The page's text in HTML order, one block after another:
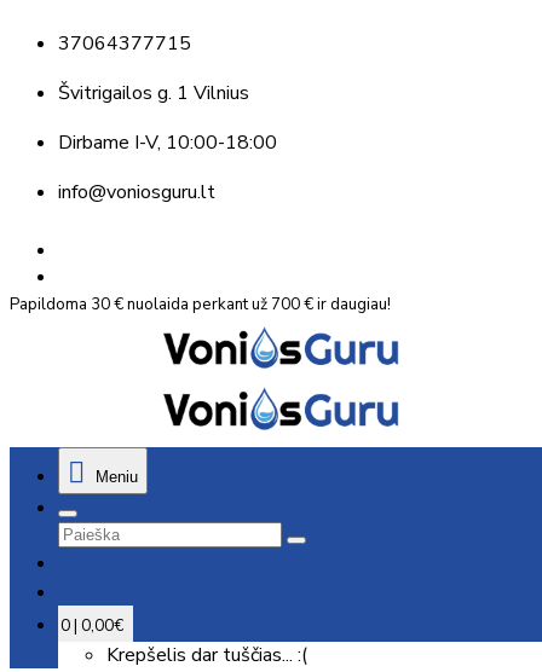
37064377715
Švitrigailos g. 1 Vilnius
Dirbame I-V, 10:00-18:00
info@voniosguru.lt
Papildoma 30 € nuolaida perkant už 700 € ir daugiau!
Meniu
0 | 0,00€
Krepšelis dar tuščias... :(